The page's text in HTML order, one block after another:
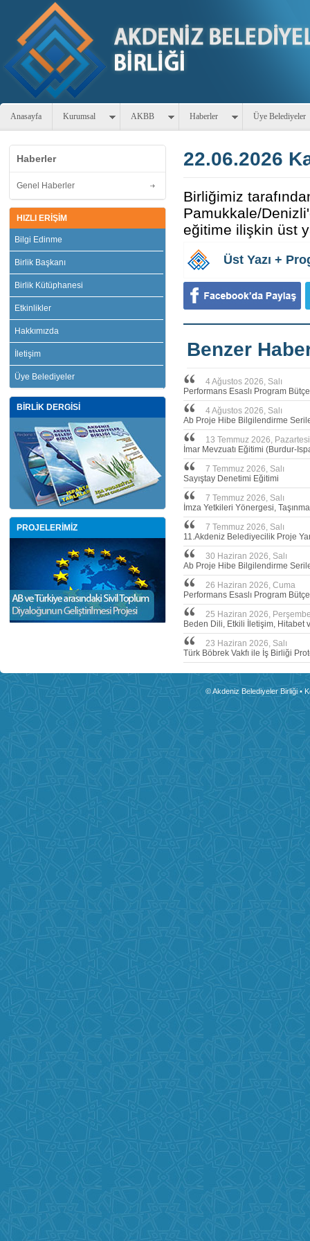
Anasayfa Kurumsal AKBB Haberler Üye Belediyeler
Haberler
Genel Haberler
HIZLI ERİŞİM
Bilgi Edinme
Birlik Başkanı
Birlik Kütüphanesi
Etkinlikler
Hakkımızda
İletişim
Üye Belediyeler
BİRLİK DERGİSİ
PROJELERİMİZ
22.06.2026
Birliğimiz
Pamukkale/
eğitime ilişkin üst
Üst Yazı +
Benzer
4 Ağustos 2026, Salı
Performans Esaslı Program
4 Ağustos 2026, Salı
Ab Proje Hibe Bilgilendirme
13 Temmuz 2026, Pazartesi
İmar Mevzuatı Eğitimi (Burdur-
7 Temmuz 2026, Salı
Sayıştay Denetimi Eğitimi
7 Temmuz 2026, Salı
İmza Yetkileri Yönergesi,
7 Temmuz 2026, Salı
11.Akdeniz Belediyecilik Proje
30 Haziran 2026, Salı
Ab Proje Hibe Bilgilendirme
26 Haziran 2026, Cuma
Performans Esaslı Program
25 Haziran 2026,
Beden Dili, Etkili İletişim, Hitabet
23 Haziran 2026, Salı
Türk Böbrek Vakfı ile İş Birliği
© Akdeniz Belediyeler Birliği •